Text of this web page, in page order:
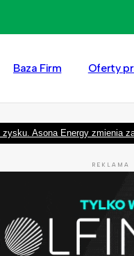
Baza Firm Oferty
Asona Energy zmienia
REKLAMA